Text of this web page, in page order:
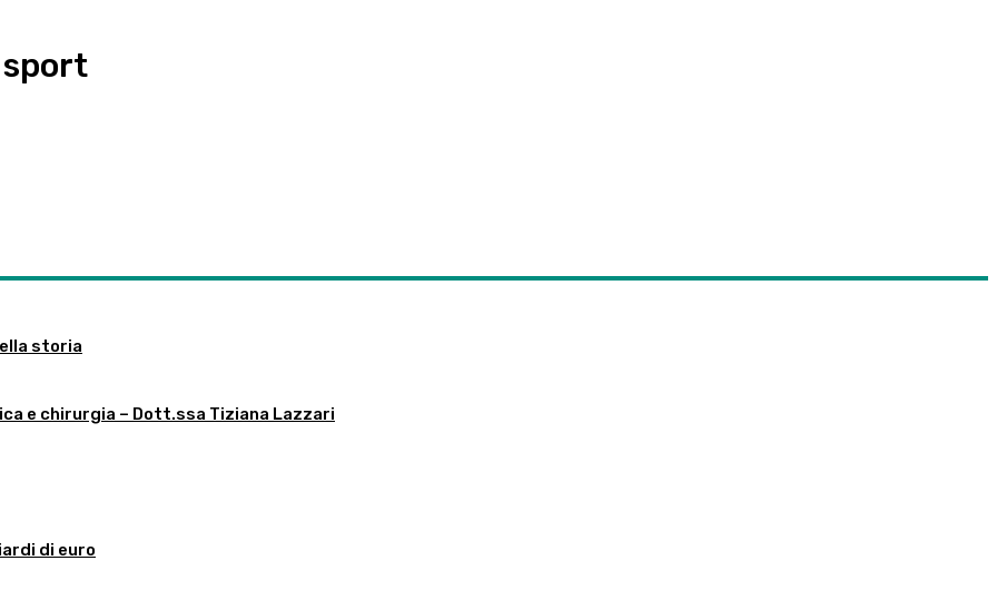
storia
e chirurgia – Dott.ssa Tiziana Lazzari
di euro